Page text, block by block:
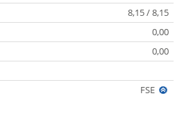
8,15 / 8,15
0,00
0,00
FSE